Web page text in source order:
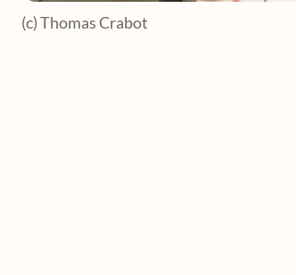
(c) Thomas Crabot